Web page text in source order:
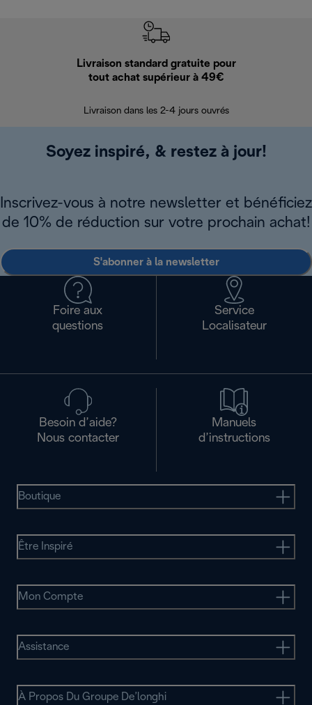
Livraison standard gratuite pour
tout achat supérieur à 49€
Livraison dans les 2-4 jours ouvrés
Soyez inspiré, & restez à jour!
Inscrivez-vous à notre newsletter et bénéficiez
de 10% de réduction sur votre prochain achat!
S'abonner à la newsletter
Foire aux
questions
Service
Localisateur
Besoin d’aide?
Nous contacter
Manuels
d’instructions
Boutique
Être Inspiré
Mon Compte
Assistance
À Propos Du Groupe De’longhi